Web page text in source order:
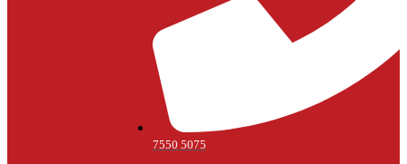
7550 5075